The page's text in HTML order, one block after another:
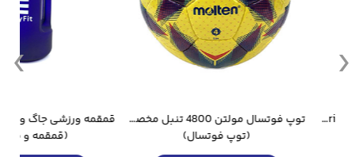
توپ فوتسال مولتن 4800 تنبل مخصوص سالن
(توپ فوتسال)
(قمقمه و فلاسک)